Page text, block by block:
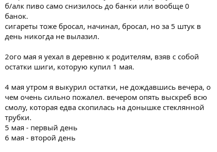
б/алк пиво само снизилось до банки или вообще 0
банок.
сигареты тоже бросал, начинал, бросал, но за 5 штук в
день никогда не вылазил.
2ого мая я уехал в деревню к родителям, взяв с собой
остатки шиги, которую купил 1 мая.
4 мая утром я выкурил остатки, не дождавшись вечера, о
чем очень сильно пожалел. вечером опять выскреб всю
смолу, которая едва скопилась на донышке стеклянной
трубки.
5 мая - первый день
6 мая - второй день